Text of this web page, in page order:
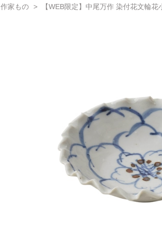
作家もの > 【WEB限定】中尾万作 染付花文輪花